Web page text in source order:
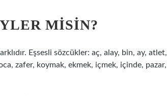
MISIN?
Eşsesli sözcükler: aç, alay, bin, ay, atlet,
zafer, koymak, ekmek, içmek, içinde, pazar,